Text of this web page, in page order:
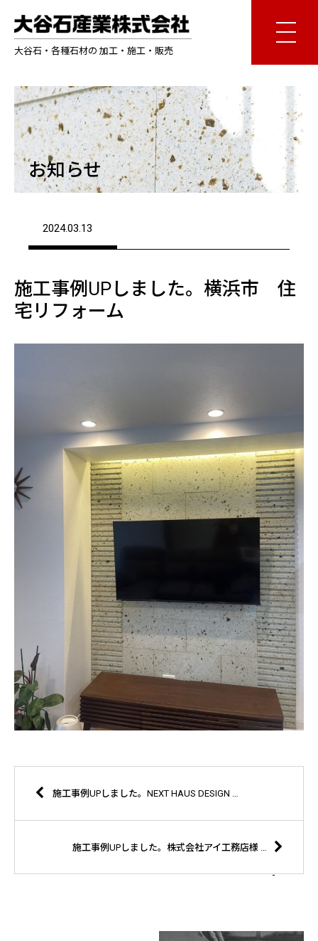
大谷石・各種石材の 加工・施工・販売
お知らせ
2024.03.13
施工事例UPしました。横浜市 住
宅リフォーム